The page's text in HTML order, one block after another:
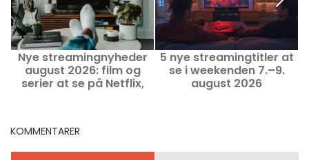
Nye streamingnyheder
august 2026: film og
serier at se på Netflix,
5 nye streamingtitler at
se i weekenden 7.–9.
august 2026
KOMMENTARER